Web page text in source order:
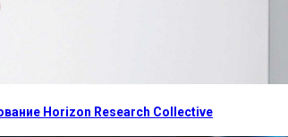
Horizon Research Collective